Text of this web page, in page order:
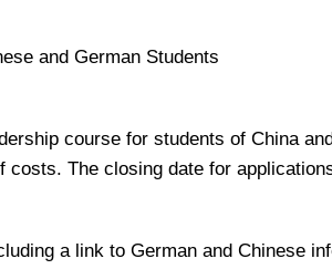
and German Students
course for students of China
costs. The closing date for
a link to German and Chinese